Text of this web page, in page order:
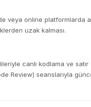
veya online platformlarda
uzak kalması.
canlı kodlama ve satır
Review) seanslarıyla